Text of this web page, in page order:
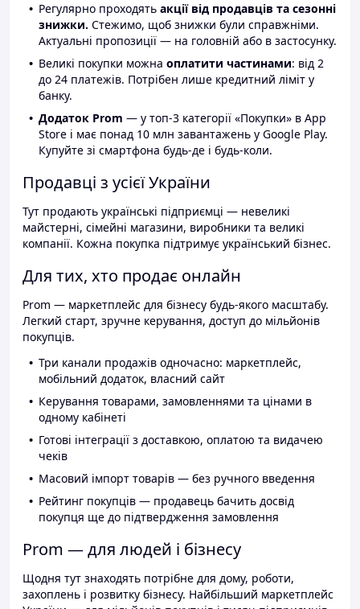
Регулярно проходять акції від продавців та сезонні
знижки. Стежимо, щоб знижки були справжніми.
Актуальні пропозиції — на головній або в застосунку.
Великі покупки можна оплатити частинами: від 2
до 24 платежів. Потрібен лише кредитний ліміт у
банку.
Додаток Prom — у топ-3 категорії «Покупки» в App
Store і має понад 10 млн завантажень у Google Play.
Купуйте зі смартфона будь-де і будь-коли.
Продавці з усієї України
Тут продають українські підприємці — невеликі
майстерні, сімейні магазини, виробники та великі
компанії. Кожна покупка підтримує український бізнес.
Для тих, хто продає онлайн
Prom — маркетплейс для бізнесу будь-якого масштабу.
Легкий старт, зручне керування, доступ до мільйонів
покупців.
Три канали продажів одночасно: маркетплейс,
мобільний додаток, власний сайт
Керування товарами, замовленнями та цінами в
одному кабінеті
Готові інтеграції з доставкою, оплатою та видачею
чеків
Масовий імпорт товарів — без ручного введення
Рейтинг покупців — продавець бачить досвід
покупця ще до підтвердження замовлення
Prom — для людей і бізнесу
Щодня тут знаходять потрібне для дому, роботи,
захоплень і розвитку бізнесу. Найбільший маркетплейс